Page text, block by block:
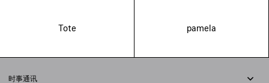
Tote pamela
时事通讯